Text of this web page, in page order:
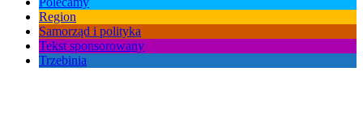
Region
Samorząd i polityka
Tekst sponsorowany
Trzebinia